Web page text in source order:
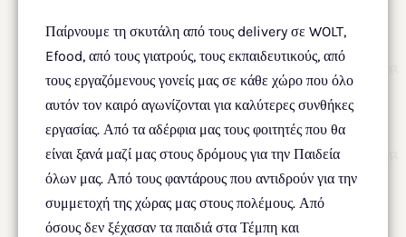
Παίρνουμε τη σκυτάλη από τους delivery σε WOLT,
Efood, από τους γιατρούς, τους εκπαιδευτικούς, από
τους εργαζόμενους γονείς μας σε κάθε χώρο που όλο
αυτόν τον καιρό αγωνίζονται για καλύτερες συνθήκες
εργασίας. Από τα αδέρφια μας τους φοιτητές που θα
είναι ξανά μαζί μας στους δρόμους για την Παιδεία
όλων μας. Από τους φαντάρους που αντιδρούν για την
συμμετοχή της χώρας μας στους πολέμους. Από
όσους δεν ξέχασαν τα παιδιά στα Τέμπη και